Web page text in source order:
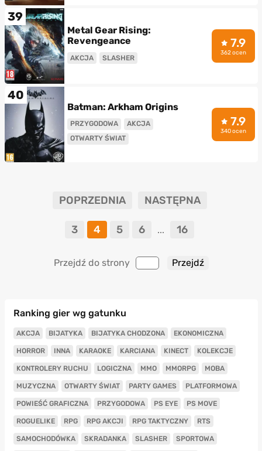
39
Metal Gear Rising:
Revengeance
AKCJA SLASHER
7.9
362 ocen
40
Batman: Arkham Origins
PRZYGODOWA
AKCJA
OTWARTY ŚWIAT
7.9
340 ocen
POPRZEDNIA NASTĘPNA
3 4 5 6 ... 16
Przejdź do strony
Ranking gier wg gatunku
AKCJA BIJATYKA BIJATYKA CHODZONA EKONOMICZNA
HORROR INNA KARAOKE KARCIANA KINECT KOLEKCJE
KONTROLERY RUCHU LOGICZNA MMO MMORPG MOBA
MUZYCZNA OTWARTY ŚWIAT PARTY GAMES PLATFORMOWA
POWIEŚĆ GRAFICZNA PRZYGODOWA PS EYE PS MOVE
ROGUELIKE RPG RPG AKCJI RPG TAKTYCZNY RTS
SAMOCHODÓWKA SKRADANKA SLASHER SPORTOWA